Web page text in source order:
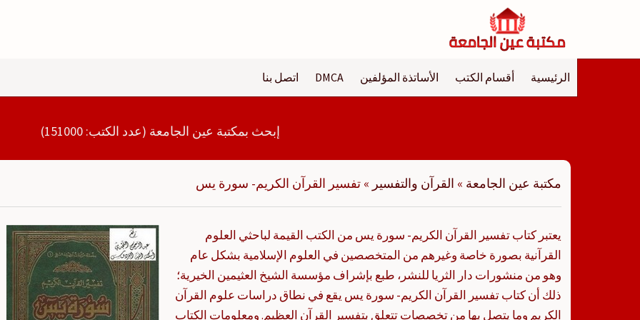
الرئيسية أقسام الكتب الأساتذة المؤلفين DMCA اتصل بنا
إبحث بمكتبة عين الجامعة (عدد الكتب: 151000)
مكتبة عين الجامعة » القرآن والتفسير » تفسير القرآن الكريم- سورة يس
يعتبر كتاب تفسير القرآن الكريم- سورة يس من الكتب القيمة لباحثي العلوم
القرآنية بصورة خاصة وغيرهم من المتخصصين في العلوم الإسلامية بشكل عام
وهو من منشورات دار الثريا للنشر، طبع بإشراف مؤسسة الشيخ العثيمين الخيرية؛
ذلك أن كتاب تفسير القرآن الكريم- سورة يس يقع في نطاق دراسات علوم القرآن
الكريم وما يتصل بها من تخصصات تتعلق بتفسير القرآن العظيم. ومعلومات الكتاب